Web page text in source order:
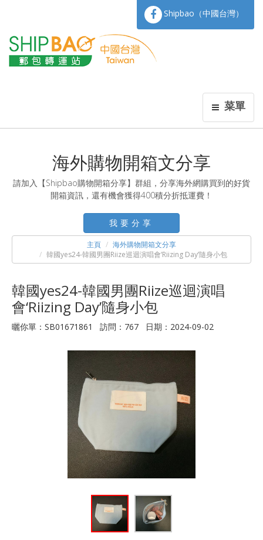
菜單
Shipbao（中國台灣）
海外購物開箱文分享
請加入【Shipbao購物開箱分享】群組，分享海外網購買到的好貨
開箱資訊，還有機會獲得400積分折抵運費！
我要分享
主頁
海外購物開箱文分享
韓國yes24-韓國男團Riize巡迴演唱會‘Riizing Day’隨身小包
韓國yes24-韓國男團Riize巡迴演唱
會‘Riizing Day’隨身小包
曬你單：SB01671861 訪問：767 日期：2024-09-02